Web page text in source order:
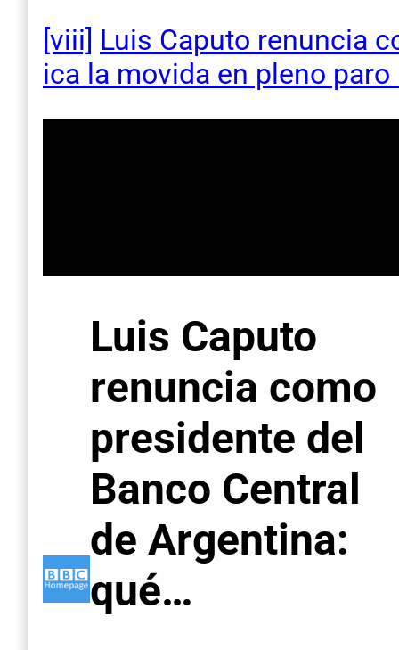
[viii] Luis Caputo renuncia
ica la movida en pleno
Luis Caputo
renuncia como
presidente del
Banco Central
de Argentina:
qué…